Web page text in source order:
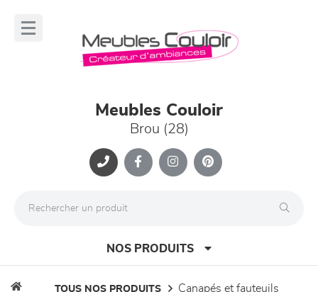
Meubles Couloir
Brou (28)
NOS PRODUITS
TOUS NOS PRODUITS
canapés et fauteuils